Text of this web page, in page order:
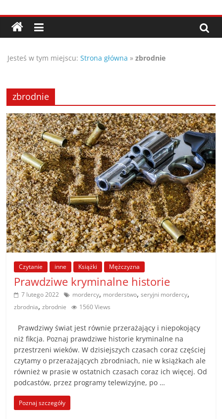
do
treści
Porady,
wskazówki
oraz
ciekawe
rady
–
poznaj
te
poradniki.
Porady
praktyczne
porady
poradniki
na
każdy
temat
Jesteś w tym miejscu: Strona główna »zbrodnie
zbrodnie
Czytanie inne Książki Mężczyzna
Prawdziwe kryminalne historie
7 lutego 2022 mordercy, morderstwo,seryjni mordercy,
zbrodnia,zbrodnie 1560 Views
Prawdziwy świat jest równie przerażający i niepokojący
niż fikcja. Poznaj prawdziwe historie kryminalne na
przestrzeni wieków. W dzisiejszych czasach coraz częściej
czytamy o przerażających zbrodniach, nie w książkach ale
również w prasie w ostatnich czasach coraz ich więcej. Od
podcastów, przez programy telewizyjne, po …
Poznaj szczegóły